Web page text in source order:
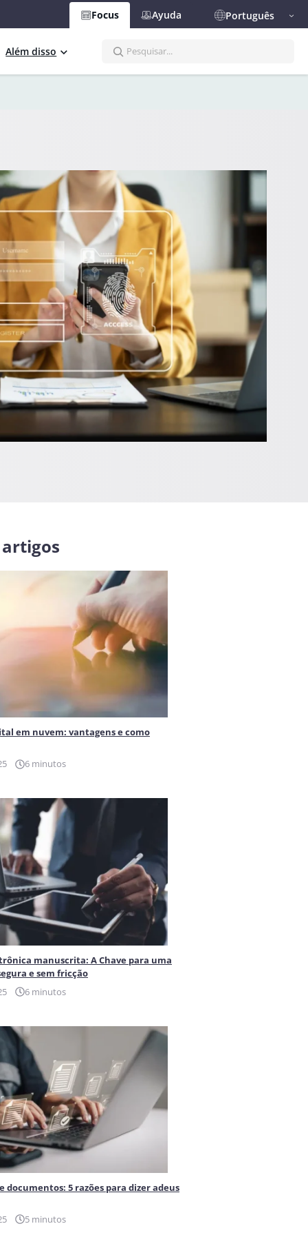
Focus Ayuda Português
Além disso
em nuvem: vantagens e como
6 minutos
manuscrita: A Chave para uma
e sem fricção
6 minutos
documentos: 5 razões para dizer adeus
5 minutos